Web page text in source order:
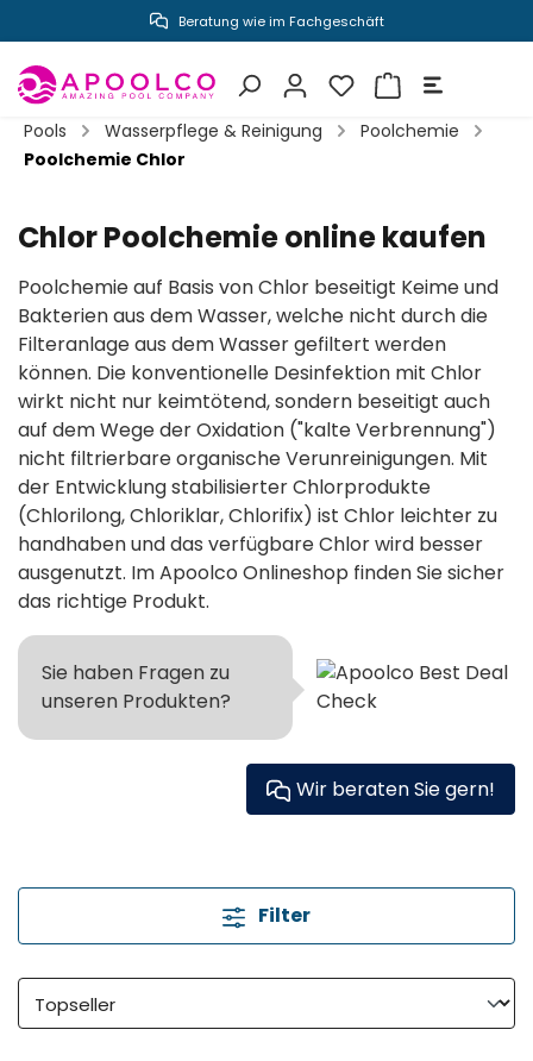
springen Beratung wie im Fachgeschäft
Poolprojekte zum Selber bauen
Pools Wasserpflege & Reinigung
Poolchemie
Poolchemie Chlor
Chlor Poolchemie online kaufen
Poolchemie auf Basis von Chlor beseitigt Keime und
Bakterien aus dem Wasser, welche nicht durch die
Filteranlage aus dem Wasser gefiltert werden
können. Die konventionelle Desinfektion mit Chlor
wirkt nicht nur keimtötend, sondern beseitigt auch
auf dem Wege der Oxidation ("kalte Verbrennung")
nicht filtrierbare organische Verunreinigungen. Mit
der Entwicklung stabilisierter Chlorprodukte
(Chlorilong, Chloriklar, Chlorifix) ist Chlor leichter zu
handhaben und das verfügbare Chlor wird besser
ausgenutzt. Im Apoolco Onlineshop finden Sie sicher
das richtige Produkt.
Sie haben Fragen zu
unseren Produkten?
Wir beraten Sie gern!
Filter